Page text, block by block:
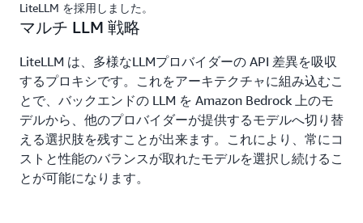
LiteLLM を採用しました。
マルチ LLM 戦略
LiteLLM は、多様なLLMプロバイダーの API 差異を吸収
するプロキシです。これをアーキテクチャに組み込むこ
とで、バックエンドの LLM を Amazon Bedrock 上のモ
デルから、他のプロバイダーが提供するモデルへ切り替
える選択肢を残すことが出来ます。これにより、常にコ
ストと性能のバランスが取れたモデルを選択し続けるこ
とが可能になります。